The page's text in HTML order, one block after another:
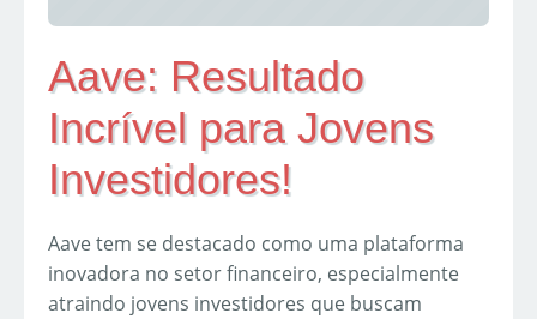
Aave: Resultado
Incrível para Jovens
Investidores!
Aave tem se destacado como uma plataforma
inovadora no setor financeiro, especialmente
atraindo jovens investidores que buscam